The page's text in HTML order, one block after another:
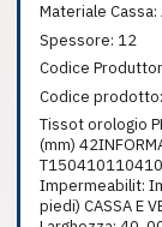
Materiale
Spessore: 12
Codice
Codice prodotto:
Tissot orologio
(mm)
Impermeabilit:
piedi) CASSA E